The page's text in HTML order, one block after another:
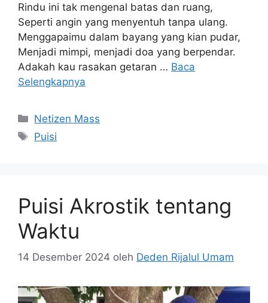
Rindu ini tak mengenal batas dan ruang,
Seperti angin yang menyentuh tanpa ulang.
Menggapaimu dalam bayang yang kian pudar,
Menjadi mimpi, menjadi doa yang berpendar.
Adakah kau rasakan getaran … Baca
Selengkapnya
Kategori
Netizen Mass
Tag
Puisi
Puisi Akrostik tentang
Waktu
14 Desember 2024 oleh Deden Rijalul Umam